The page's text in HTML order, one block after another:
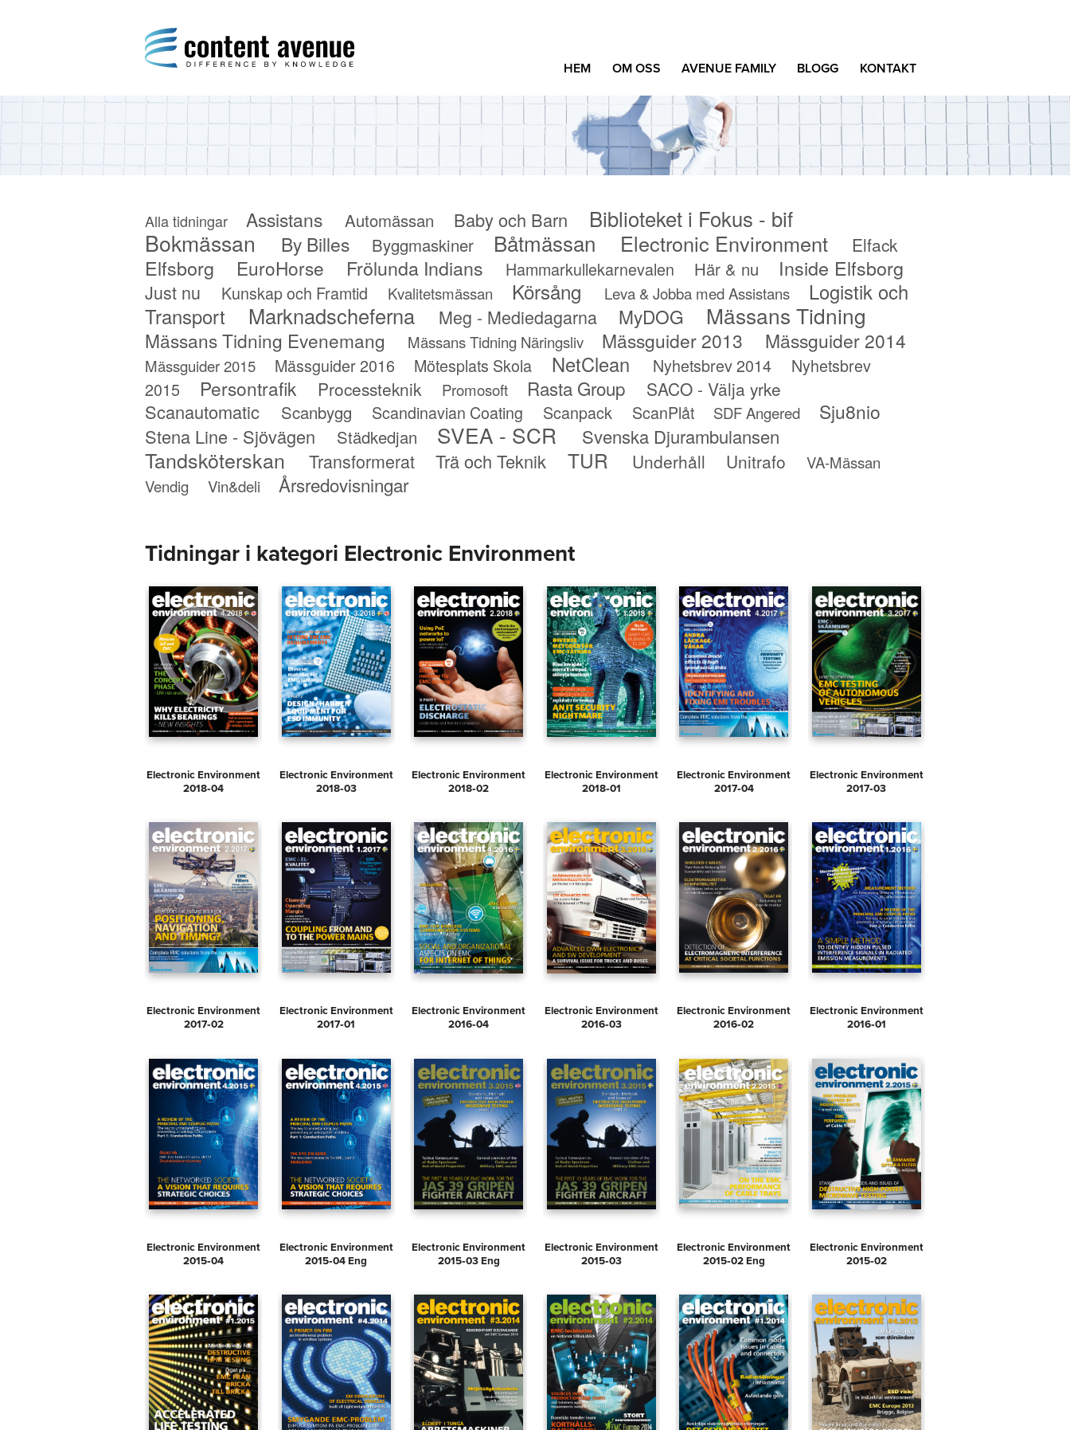
Difference by Knowledge
HEM OM OSS AVENUE FAMILY BLOGG KONTAKT
Alla tidningar Assistans Automässan Baby och Barn Biblioteket i Fokus - bif
Bokmässan By Billes Byggmaskiner Båtmässan Electronic Environment Elfack
Elfsborg EuroHorse Frölunda Indians Hammarkullekarnevalen Här & nu Inside Elfsborg
Just nu Kunskap och Framtid Kvalitetsmässan Körsång Leva & Jobba med Assistans
Logistik och
Transport
Marknadscheferna Meg - Mediedagarna MyDOG Mässans Tidning
Mässans Tidning Evenemang Mässans Tidning Näringsliv Mässguider 2013 Mässguider 2014
Mässguider 2015 Mässguider 2016 Mötesplats Skola NetClean Nyhetsbrev 2014
Nyhetsbrev
2015
Persontrafik Processteknik Promosoft Rasta Group SACO - Välja yrke
Scanautomatic Scanbygg Scandinavian Coating Scanpack ScanPlåt SDF Angered Sju8nio
Stena Line - Sjövägen Städkedjan SVEA - SCR Svenska Djurambulansen
Tandsköterskan Transformerat Trä och Teknik TUR Underhåll Unitrafo
VA-Mässan
Vendig
Vin&deli Årsredovisningar
Tidningar i kategori Electronic Environment
Electronic Environment
2018‑04
Electronic Environment
2018‑03
Electronic Environment
2018‑02
Electronic Environment
2018‑01
Electronic Environment
2017‑04
Electronic Environment
2017‑03
Electronic Environment
2017‑02
Electronic Environment
2017‑01
Electronic Environment
2016‑04
Electronic Environment
2016‑03
Electronic Environment
2016‑02
Electronic Environment
2016‑01
Electronic Environment
2015‑04
Electronic Environment
2015‑04 Eng
Electronic Environment
2015‑03 Eng
Electronic Environment
2015‑03
Electronic Environment
2015‑02 Eng
Electronic Environment
2015‑02